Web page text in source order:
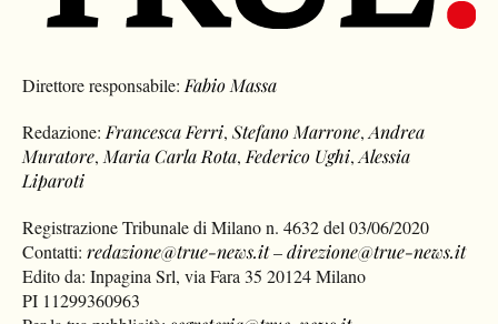
Direttore responsabile:Fabio Massa
Redazione:Francesca Ferri,Stefano Marrone,Andrea
Muratore,Maria Carla Rota,Federico Ughi,Alessia
Liparoti
Registrazione Tribunale di Milano n. 4632 del 03/06/2020
Contatti:redazione@true-news.it –direzione@true-news.it
Edito da: Inpagina Srl, via Fara 35 20124 Milano
PI 11299360963